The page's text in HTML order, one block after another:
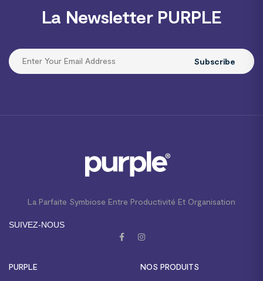
La Newsletter PURPLE
Subscribe
La Parfaite Symbiose Entre Productivité Et Organisation
SUIVEZ-NOUS
PURPLE NOS PRODUITS